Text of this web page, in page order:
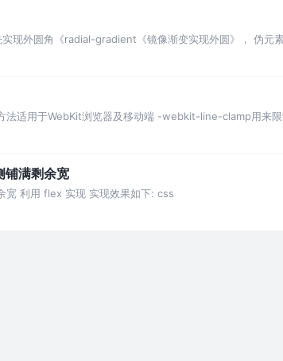
现外圆角《radial-gradient《镜像渐变实现外圆》， 伪
适用于WebKit浏览器及移动端 -webkit-line-clamp用来
铺满剩余宽
宽 利用 flex 实现 实现效果如下: css